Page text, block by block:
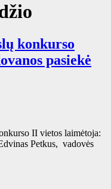
konkurso
pasiekė
II vietos laimėtoja:
Petkus, vadovės